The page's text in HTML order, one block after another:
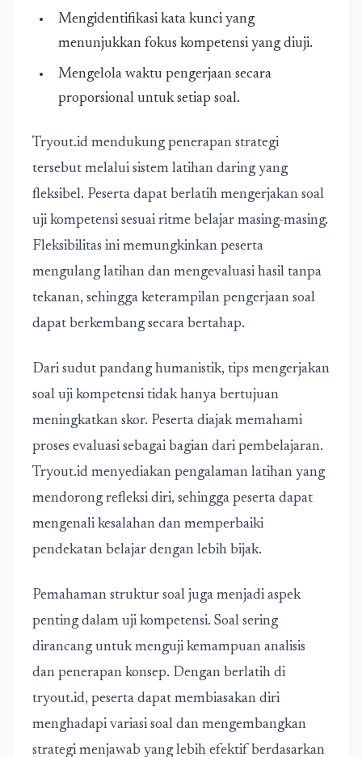
Mengidentifikasi kata kunci yang
menunjukkan fokus kompetensi yang diuji.
Mengelola waktu pengerjaan secara
proporsional untuk setiap soal.
Tryout.id mendukung penerapan strategi
tersebut melalui sistem latihan daring yang
fleksibel. Peserta dapat berlatih mengerjakan soal
uji kompetensi sesuai ritme belajar masing-masing.
Fleksibilitas ini memungkinkan peserta
mengulang latihan dan mengevaluasi hasil tanpa
tekanan, sehingga keterampilan pengerjaan soal
dapat berkembang secara bertahap.
Dari sudut pandang humanistik, tips mengerjakan
soal uji kompetensi tidak hanya bertujuan
meningkatkan skor. Peserta diajak memahami
proses evaluasi sebagai bagian dari pembelajaran.
Tryout.id menyediakan pengalaman latihan yang
mendorong refleksi diri, sehingga peserta dapat
mengenali kesalahan dan memperbaiki
pendekatan belajar dengan lebih bijak.
Pemahaman struktur soal juga menjadi aspek
penting dalam uji kompetensi. Soal sering
dirancang untuk menguji kemampuan analisis
dan penerapan konsep. Dengan berlatih di
tryout.id, peserta dapat membiasakan diri
menghadapi variasi soal dan mengembangkan
strategi menjawab yang lebih efektif berdasarkan